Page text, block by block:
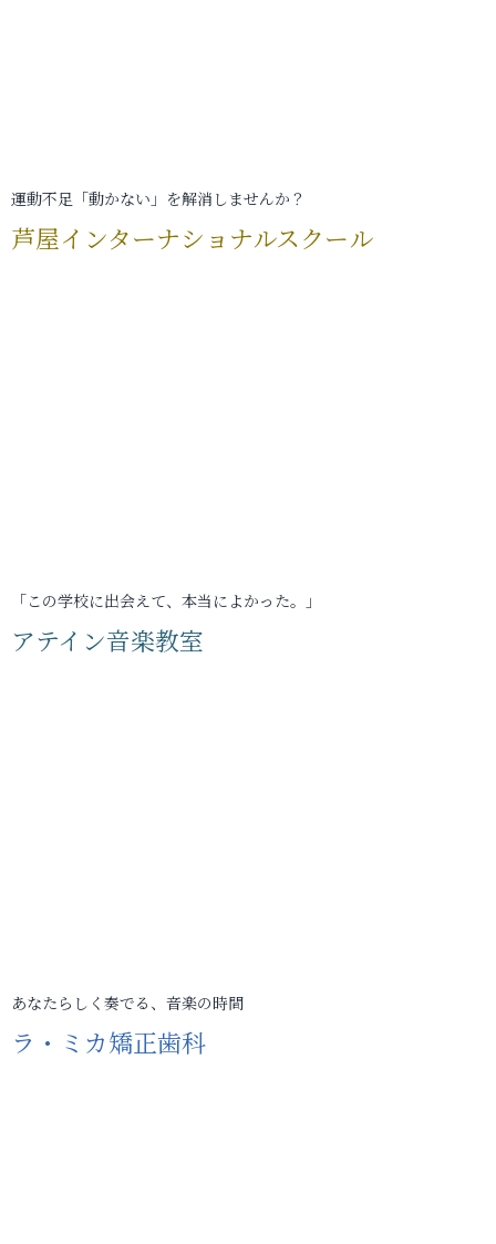
運動不足「動かない」を解消しませんか？
芦屋インターナショナルスクール
「この学校に出会えて、本当によかった。」
アテイン音楽教室
あなたらしく奏でる、音楽の時間
ラ・ミカ矯正歯科